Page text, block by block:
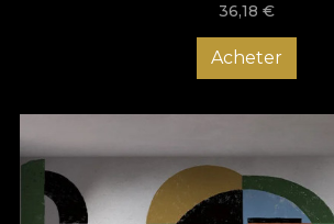
36,18 €
Acheter